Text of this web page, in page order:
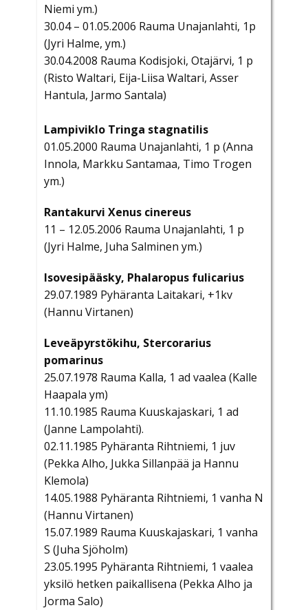
Niemi ym.)
30.04 – 01.05.2006 Rauma Unajanlahti, 1p
(Jyri Halme, ym.)
30.04.2008 Rauma Kodisjoki, Otajärvi, 1 p
(Risto Waltari, Eija-Liisa Waltari, Asser
Hantula, Jarmo Santala)
Lampiviklo Tringa stagnatilis
01.05.2000 Rauma Unajanlahti, 1 p (Anna
Innola, Markku Santamaa, Timo Trogen
ym.)
Rantakurvi Xenus cinereus
11 – 12.05.2006 Rauma Unajanlahti, 1 p
(Jyri Halme, Juha Salminen ym.)
Isovesipääsky, Phalaropus fulicarius
29.07.1989 Pyhäranta Laitakari, +1kv
(Hannu Virtanen)
Leveäpyrstökihu, Stercorarius
pomarinus
25.07.1978 Rauma Kalla, 1 ad vaalea (Kalle
Haapala ym)
11.10.1985 Rauma Kuuskajaskari, 1 ad
(Janne Lampolahti).
02.11.1985 Pyhäranta Rihtniemi, 1 juv
(Pekka Alho, Jukka Sillanpää ja Hannu
Klemola)
14.05.1988 Pyhäranta Rihtniemi, 1 vanha N
(Hannu Virtanen)
15.07.1989 Rauma Kuuskajaskari, 1 vanha
S (Juha Sjöholm)
23.05.1995 Pyhäranta Rihtniemi, 1 vaalea
yksilö hetken paikallisena (Pekka Alho ja
Jorma Salo)